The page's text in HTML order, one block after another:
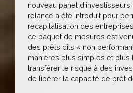
nouveau panel
relance a été introduit pour
recapitalisation des
ce paquet de mesures est
des prêts dits « non
manières plus simples et plus
transférer le risque à des
de libérer la capacité de prêt